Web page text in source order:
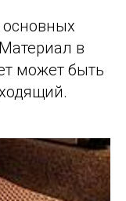
в
может быть